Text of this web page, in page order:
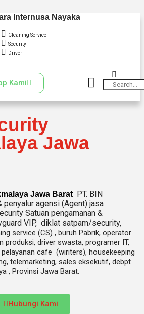
Internusa Nayaka
Cleaning Service
Security
Driver
Kami
Jawa
Jawa BaratPT. BIN
penyalur agensi (Agent) jasa
Satuan pengamanan &
VIP, diklat satpam/security,
service (CS) , buruh Pabrik, operator
driver swasta, programer IT,
cafe (wiriters), housekeeping
telemarketing, sales eksekutif, debpt
, Provinsi Jawa Barat.
Hubungi Kami